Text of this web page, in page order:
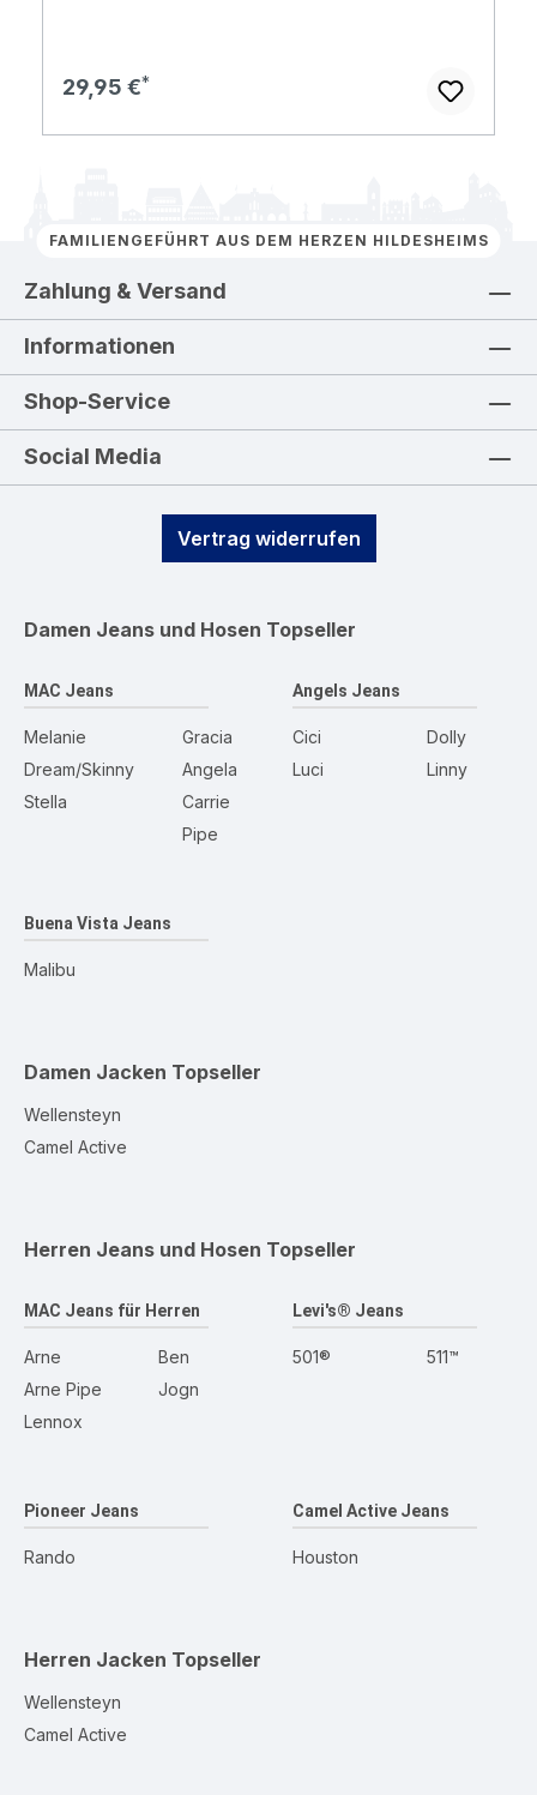
Regulärer Preis:
29,95 €
FAMILIENGEFÜHRT AUS DEM HERZEN HILDESHEIMS
Zahlung & Versand
Informationen
Shop-Service
Social Media
Vertrag widerrufen
Damen Jeans und Hosen Topseller
MAC Jeans
Melanie
Dream/Skinny
Stella
Gracia
Angela
Carrie
Pipe
Angels Jeans
Cici
Luci
Dolly
Linny
Buena Vista Jeans
Malibu
Damen Jacken Topseller
Wellensteyn
Camel Active
Herren Jeans und Hosen Topseller
MAC Jeans für Herren
Arne
Arne Pipe
Lennox
Ben
Jogn
Levi's® Jeans
501® 511™
Pioneer Jeans
Rando
Camel Active Jeans
Houston
Herren Jacken Topseller
Wellensteyn
Camel Active